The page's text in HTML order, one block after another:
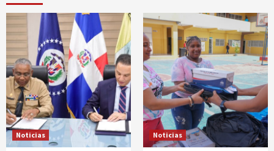
Noticias Noticias